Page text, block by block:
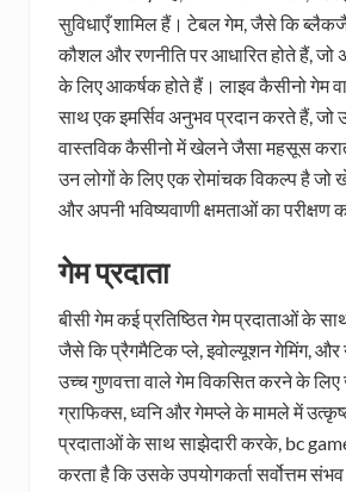
सुविधाएँ शामिल हैं। टेबल गेम, जैसे कि
कौशल और रणनीति पर आधारित होते हैं, जो
के लिए आकर्षक होते हैं। लाइव कैसीनो गेम
साथ एक इमर्सिव अनुभव प्रदान करते हैं, जो
वास्तविक कैसीनो में खेलने जैसा महसूस
उन लोगों के लिए एक रोमांचक विकल्प है
और अपनी भविष्यवाणी क्षमताओं का परीक्षण
गेम प्रदाता
बीसी गेम कई प्रतिष्ठित गेम प्रदाताओं के
जैसे कि प्रैगमैटिक प्ले, इवोल्यूशन गेमिंग, और
उच्च गुणवत्ता वाले गेम विकसित करने के लिए
ग्राफिक्स, ध्वनि और गेमप्ले के मामले में
प्रदाताओं के साथ साझेदारी करके, bc
करता है कि उसके उपयोगकर्ता सर्वोत्तम